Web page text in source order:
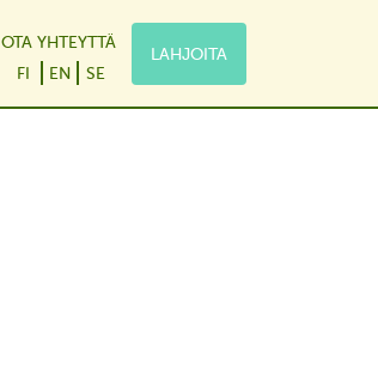
FI EN SE
OTA YHTEYTTÄ
LAHJOITA